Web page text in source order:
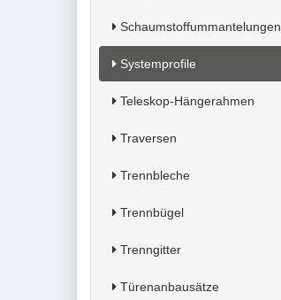
Schaumstoffummantelungen
Systemprofile
Teleskop-Hängerahmen
Traversen
Trennbleche
Trennbügel
Trenngitter
Türenanbausätze